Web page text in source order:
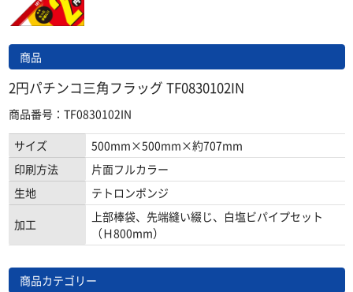
商品
2円パチンコ三角フラッグ TF0830102IN
商品番号：TF0830102IN
サイズ
500mm×500mm×約707mm
印刷方法
片面フルカラー
生地
テトロンポンジ
加工
上部棒袋、先端縫い綴じ、白塩ビパイプセット
（Ｈ800mm）
商品カテゴリー